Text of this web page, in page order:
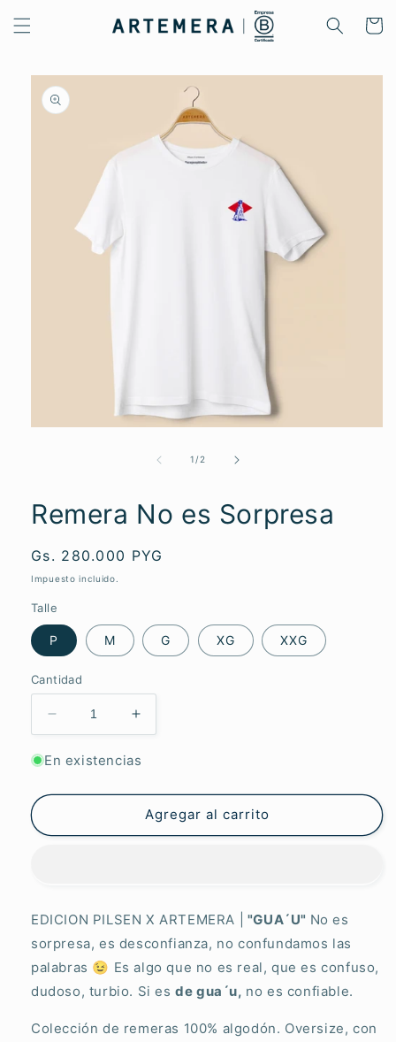
directamente
al contenido
Carrito
directamente
información
ventana
modal
1 /de
2
Remera No es Sorpresa
Precio
habitual
Gs. 280.000 PYG
Impuesto incluido.
Talle
P M G XG XXG
Cantidad
Reducir
cantidad
para
No
Sorpresa
Aumentar
cantidad
para
No
es
Sorpresa
En existencias
Agregar al carrito
EDICION PILSEN X ARTEMERA | "GUA´U" No es
sorpresa, es desconfianza, no confundamos las
palabras 😉 Es algo que no es real, que es confuso,
dudoso, turbio. Si esde gua´u, no es confiable.
Colección de remeras 100% algodón. Oversize, con